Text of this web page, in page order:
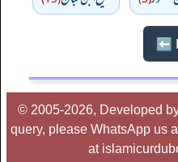
© 2005-2026, Developed
query, please WhatsApp us
at